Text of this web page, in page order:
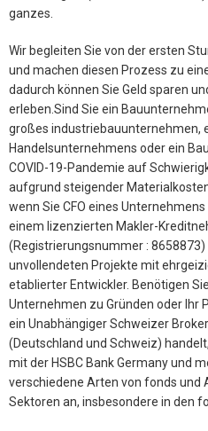
ganzes.
Wir begleiten Sie von der ersten
und machen diesen Prozess zu
dadurch können Sie Geld sparen
erleben.Sind Sie ein
großes industriebauunternehmen,
Handelsunternehmens oder ein
COVID-19-Pandemie auf
aufgrund steigender
wenn Sie CFO eines
einem lizenzierten Makler-
(Registrierungsnummer :
unvollendeten Projekte mit
etablierter Entwickler. Benötigen
Unternehmen zu Gründen oder Ihr
ein Unabhängiger Schweizer
(Deutschland und Schweiz)
mit der HSBC Bank Germany und
verschiedene Arten von fonds und
Sektoren an, insbesondere in den